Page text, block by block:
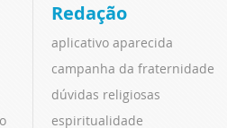
Redação
aplicativo aparecida
campanha da fraternidade
dúvidas religiosas
espiritualidade